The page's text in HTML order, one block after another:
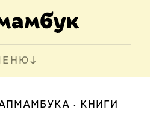
КНИГИ